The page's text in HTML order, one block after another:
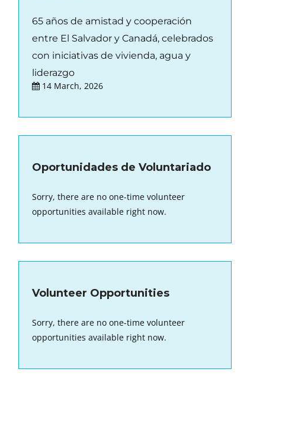
65 años de amistad y cooperación
entre El Salvador y Canadá, celebrados
con iniciativas de vivienda, agua y
liderazgo
14 March, 2026
Oportunidades de Voluntariado
Sorry, there are no one-time volunteer
opportunities available right now.
Volunteer Opportunities
Sorry, there are no one-time volunteer
opportunities available right now.